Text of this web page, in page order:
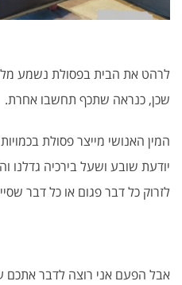
לרהט את הבית בפסולת נשמע
שכן, כנראה שתכף תחשבו אחרת.
המין האנושי מייצר פסולת
יודעת שובע ושעל בירכיה גדלנו
לזרוק כל דבר פגום או כל דבר
אבל הפעם אני רוצה לדבר אתכם